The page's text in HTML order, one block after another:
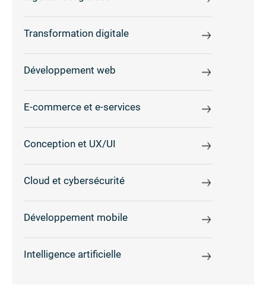
Transformation digitale
Développement web
E-commerce et e-services
Conception et UX/UI
Cloud et cybersécurité
Développement mobile
Intelligence artificielle